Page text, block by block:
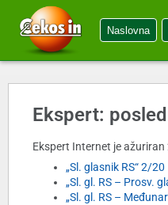
Naslovna
Ekspert:
Ekspert Internet je
„Sl. glasnik RS“ 2/20
„Sl. gl. RS – Prosv.
„Sl. gl. RS –